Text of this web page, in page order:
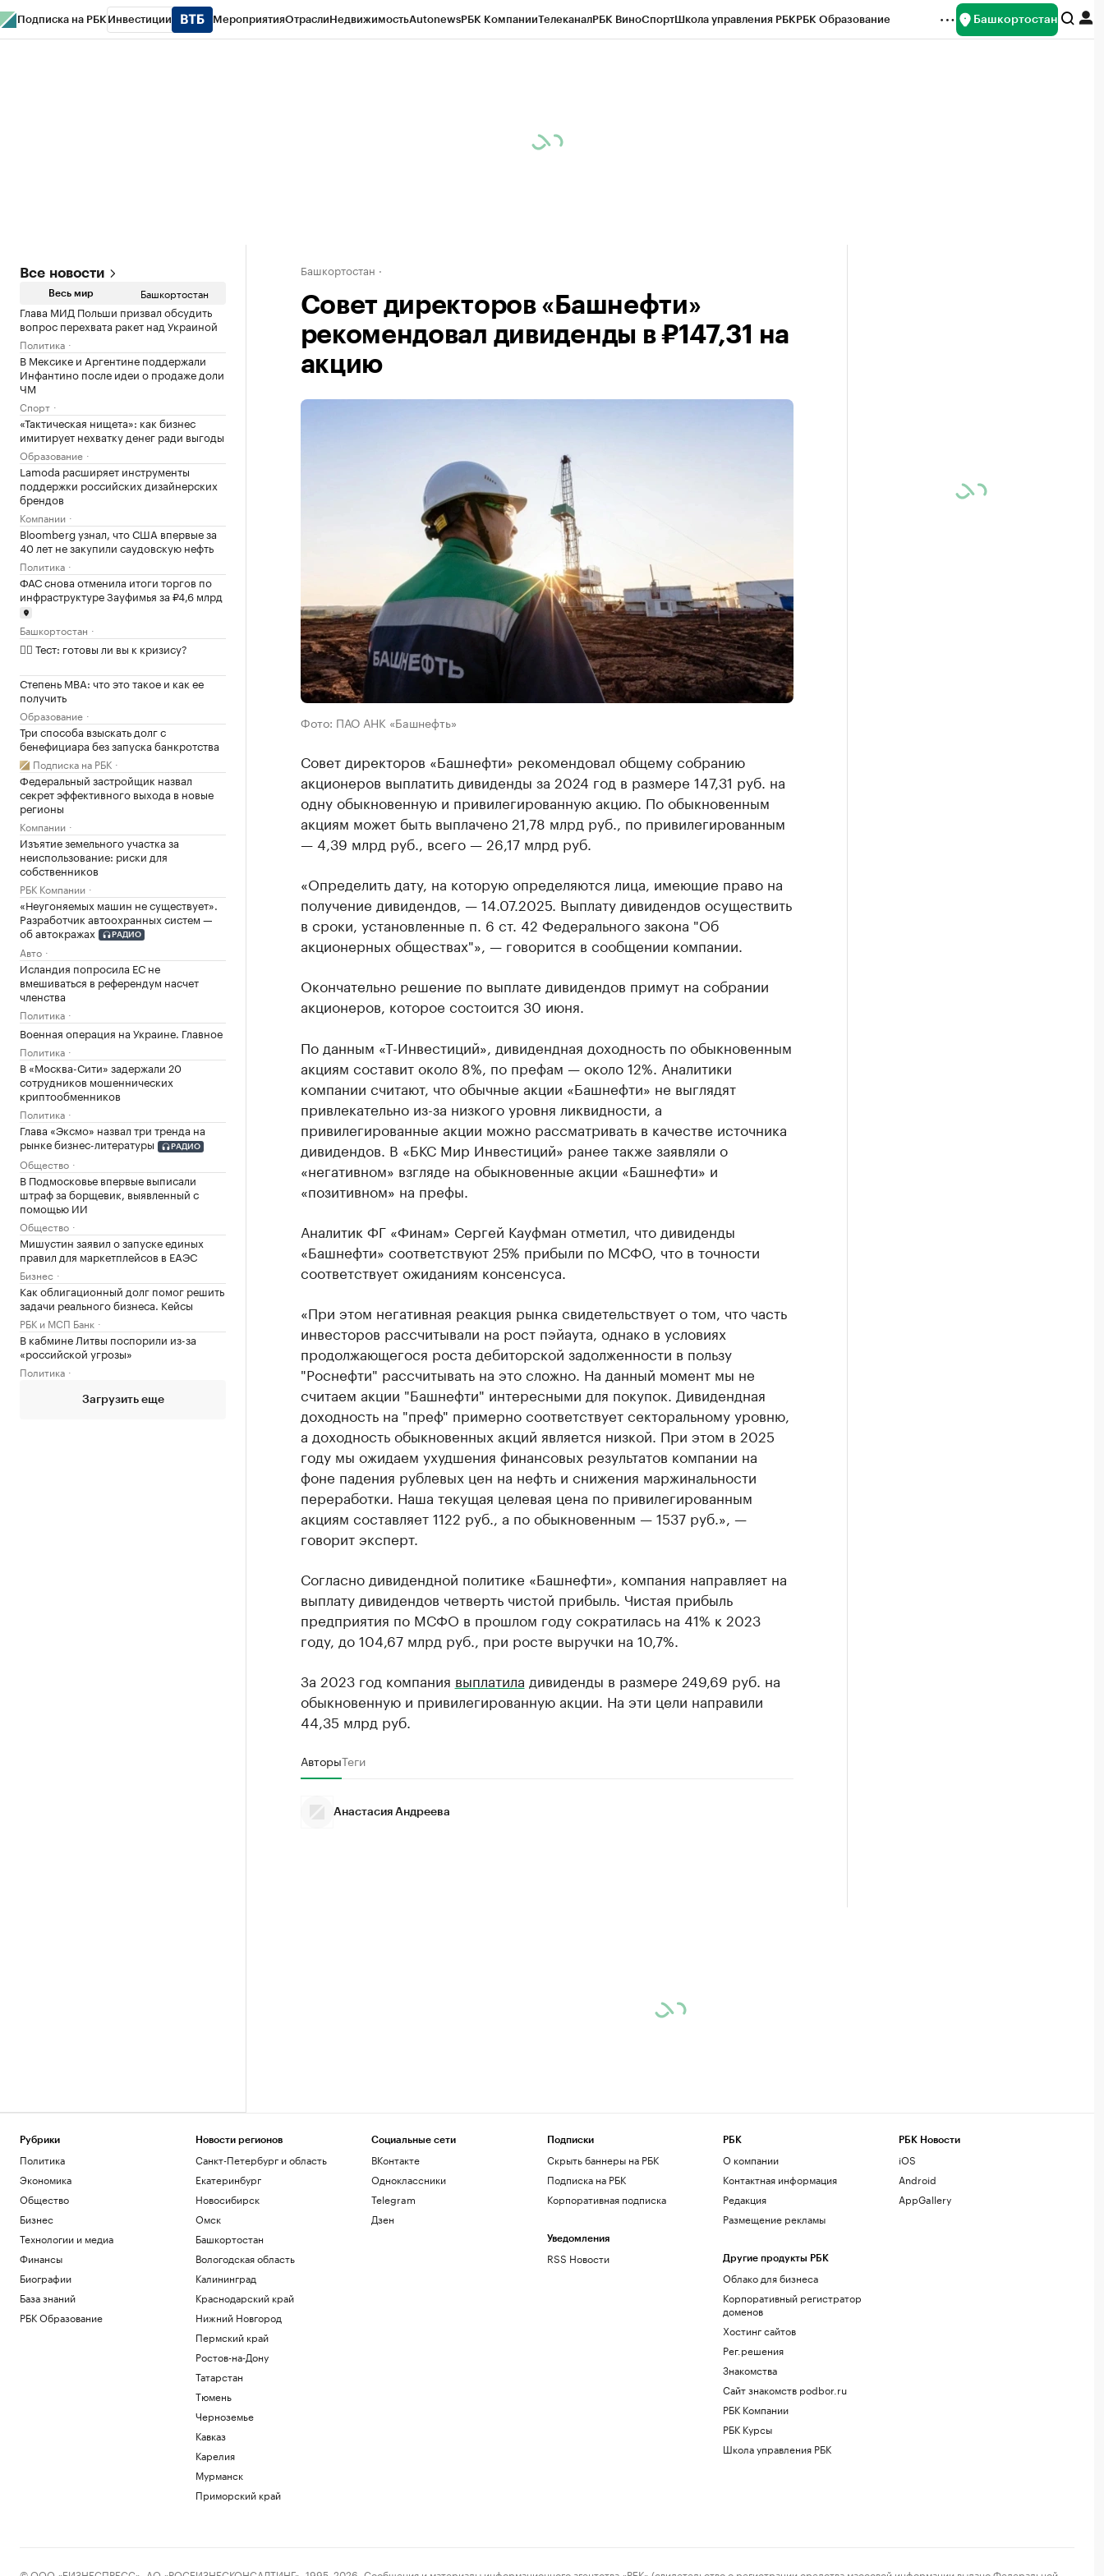
Подписка на РБК Инвестиции МероприятияОтраслиНедвижимостьAutonewsРБК КомпанииТелеканалРБК ВиноСпортШкола управления РБКРБК Образование Башкортостан
Все новости
Весь мир Башкортостан
Глава МИД Польши призвал обсудить
вопрос перехвата ракет над Украиной
Политика
В Мексике и Аргентине поддержали
Инфантино после идеи о продаже доли
ЧМ
Спорт
«Тактическая нищета»: как бизнес
имитирует нехватку денег ради выгоды
Образование
Lamoda расширяет инструменты
поддержки российских дизайнерских
брендов
Компании
Bloomberg узнал, что США впервые за
40 лет не закупили саудовскую нефть
Политика
ФАС снова отменила итоги торгов по
инфраструктуре Зауфимья за ₽4,6 млрд
Башкортостан
✍🏻 Тест: готовы ли вы к кризису?
Степень MBA: что это такое и как ее
получить
Образование
Три способа взыскать долг с
бенефициара без запуска банкротства
Подписка на РБК
Федеральный застройщик назвал
секрет эффективного выхода в новые
регионы
Компании
Изъятие земельного участка за
неиспользование: риски для
собственников
РБК Компании
«Неугоняемых машин не существует».
Разработчик автоохранных систем —
об автокражах
РАДИО
Авто
Исландия попросила ЕС не
вмешиваться в референдум насчет
членства
Политика
Военная операция на Украине. Главное
Политика
В «Москва-Сити» задержали 20
сотрудников мошеннических
криптообменников
Политика
Глава «Эксмо» назвал три тренда на
рынке бизнес-литературы
РАДИО
Общество
В Подмосковье впервые выписали
штраф за борщевик, выявленный с
помощью ИИ
Общество
Мишустин заявил о запуске единых
правил для маркетплейсов в ЕАЭС
Бизнес
Как облигационный долг помог решить
задачи реального бизнеса. Кейсы
РБК и МСП Банк
В кабмине Литвы поспорили из-за
«российской угрозы»
Политика
Загрузить еще
Башкортостан
Совет директоров «Башнефти»
рекомендовал дивиденды в ₽147,31 на
акцию
Фото: ПАО АНК «Башнефть»
Совет директоров «Башнефти» рекомендовал общему собранию
акционеров выплатить дивиденды за 2024 год в размере 147,31 руб. на
одну обыкновенную и привилегированную акцию. По обыкновенным
акциям может быть выплачено 21,78 млрд руб., по привилегированным
— 4,39 млрд руб., всего — 26,17 млрд руб.
«Определить дату, на которую определяются лица, имеющие право на
получение дивидендов, — 14.07.2025. Выплату дивидендов осуществить
в сроки, установленные п. 6 ст. 42 Федерального закона "Об
акционерных обществах"», — говорится в сообщении компании.
Окончательно решение по выплате дивидендов примут на собрании
акционеров, которое состоится 30 июня.
По данным «Т-Инвестиций», дивидендная доходность по обыкновенным
акциям составит около 8%, по префам — около 12%. Аналитики
компании считают, что обычные акции «Башнефти» не выглядят
привлекательно из-за низкого уровня ликвидности, а
привилегированные акции можно рассматривать в качестве источника
дивидендов. В «БКС Мир Инвестиций» ранее также заявляли о
«негативном» взгляде на обыкновенные акции «Башнефти» и
«позитивном» на префы.
Аналитик ФГ «Финам» Сергей Кауфман отметил, что дивиденды
«Башнефти» соответствуют 25% прибыли по МСФО, что в точности
соответствует ожиданиям консенсуса.
«При этом негативная реакция рынка свидетельствует о том, что часть
инвесторов рассчитывали на рост пэйаута, однако в условиях
продолжающегося роста дебиторской задолженности в пользу
"Роснефти" рассчитывать на это сложно. На данный момент мы не
считаем акции "Башнефти" интересными для покупок. Дивидендная
доходность на "преф" примерно соответствует секторальному уровню,
а доходность обыкновенных акций является низкой. При этом в 2025
году мы ожидаем ухудшения финансовых результатов компании на
фоне падения рублевых цен на нефть и снижения маржинальности
переработки. Наша текущая целевая цена по привилегированным
акциям составляет 1122 руб., а по обыкновенным — 1537 руб.», —
говорит эксперт.
Согласно дивидендной политике «Башнефти», компания направляет на
выплату дивидендов четверть чистой прибыль. Чистая прибыль
предприятия по МСФО в прошлом году сократилась на 41% к 2023
году, до 104,67 млрд руб., при росте выручки на 10,7%.
За 2023 год компания выплатила дивиденды в размере 249,69 руб. на
обыкновенную и привилегированную акции. На эти цели направили
44,35 млрд руб.
АвторыТеги
Анастасия Андреева
Рубрики
Политика
Экономика
Общество
Бизнес
Технологии и медиа
Финансы
Биографии
База знаний
РБК Образование
Новости регионов
Санкт-Петербург и область
Екатеринбург
Новосибирск
Омск
Башкортостан
Вологодская область
Калининград
Краснодарский край
Нижний Новгород
Пермский край
Ростов-на-Дону
Татарстан
Тюмень
Черноземье
Кавказ
Карелия
Мурманск
Приморский край
Социальные сети
ВКонтакте
Одноклассники
Telegram
Дзен
Подписки
Скрыть баннеры на РБК
Подписка на РБК
Корпоративная подписка
Уведомления
RSS Новости
РБК
О компании
Контактная информация
Редакция
Размещение рекламы
Другие продукты РБК
Облако для бизнеса
Корпоративный регистратор
доменов
Хостинг сайтов
Рег.решения
Знакомства
Сайт знакомств podbor.ru
РБК Компании
РБК Курсы
Школа управления РБК
РБК Новости
iOS
Android
AppGallery